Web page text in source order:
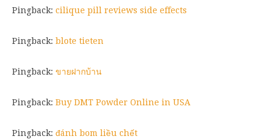
Pingback: cilique pill reviews side effects
Pingback: blote tieten
Pingback: ขายฝากบ้าน
Pingback: Buy DMT Powder Online in USA
Pingback: đánh bom liều chết